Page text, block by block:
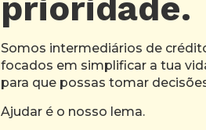
prioridade.
Somos intermediários de
focados em simplificar a tua
para que possas tomar
Ajudar é o nosso lema.